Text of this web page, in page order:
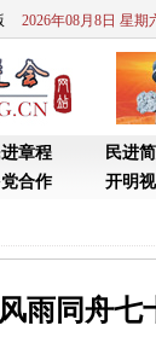
风雨同舟七